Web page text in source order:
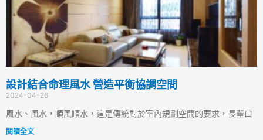
設計結合命理風水 營造平衡協調空間
2024-04-26
風水、風水，順風順水，這是傳統對於室內規劃空間的要求，長輩口
閱讀全文